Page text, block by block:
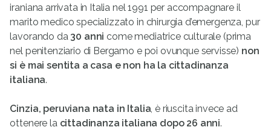
iraniana arrivata in Italia nel 1991 per accompagnare il
marito medico specializzato in chirurgia d’emergenza, pur
lavorando da 30 anni come mediatrice culturale (prima
nel penitenziario di Bergamo e poi ovunque servisse) non
si è mai sentita a casa e non ha la cittadinanza
italiana.
Cinzia, peruviana nata in Italia, è riuscita invece ad
ottenere la cittadinanza italiana dopo 26 anni.